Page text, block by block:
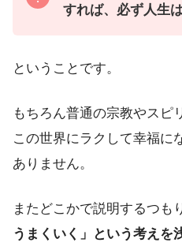
すれば、必ず人生は
ということです。
もちろん普通の宗教やスピ
この世界にラクして幸福に
ありません。
またどこかで説明するつも
うまくいく」という考えを